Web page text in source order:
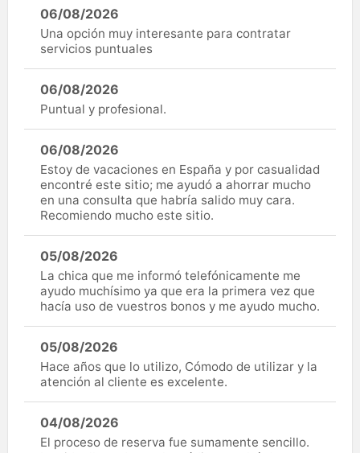
06/08/2026
Una opción muy interesante para contratar
servicios puntuales
06/08/2026
Puntual y profesional.
06/08/2026
Estoy de vacaciones en España y por casualidad
encontré este sitio; me ayudó a ahorrar mucho
en una consulta que habría salido muy cara.
Recomiendo mucho este sitio.
05/08/2026
La chica que me informó telefónicamente me
ayudo muchísimo ya que era la primera vez que
hacía uso de vuestros bonos y me ayudo mucho.
05/08/2026
Hace años que lo utilizo, Cómodo de utilizar y la
atención al cliente es excelente.
04/08/2026
El proceso de reserva fue sumamente sencillo.